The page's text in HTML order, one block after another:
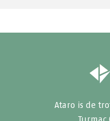
Ataro is de